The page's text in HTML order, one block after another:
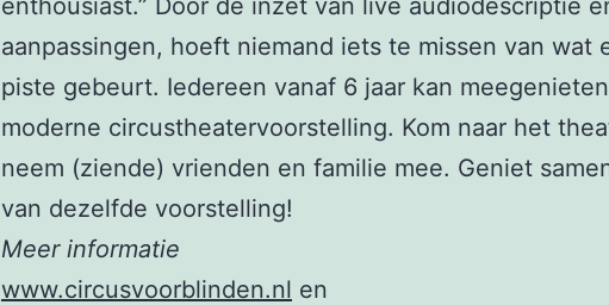
aanpassingen, hoeft niemand iets te missen van wat
piste gebeurt. Iedereen vanaf 6 jaar kan
moderne circustheatervoorstelling. Kom naar het
neem (ziende) vrienden en familie mee. Geniet
van dezelfde voorstelling!
Meer informatie
www.circusvoorblinden.nl en